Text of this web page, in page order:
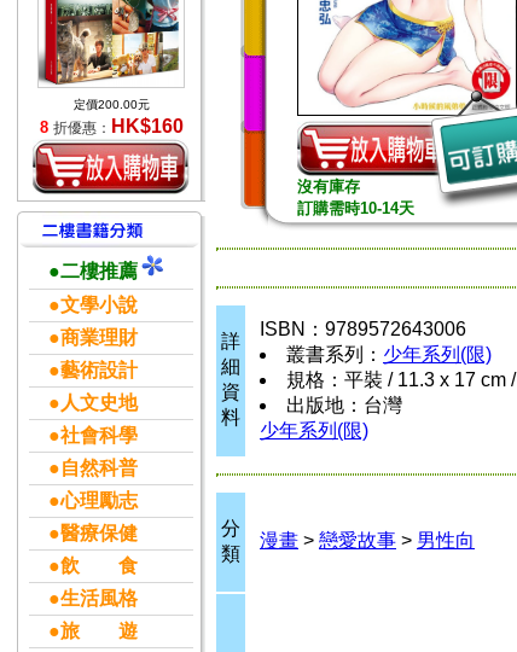
定價200.00元
8 折優惠： HK$160
●二樓推薦
●文學小說
●商業理財
●藝術設計
●人文史地
●社會科學
●自然科普
●心理勵志
●醫療保健
●飲 食
●生活風格
●旅 遊
沒有庫存
訂購需時10-14天
詳
細
資
料
ISBN：9789572643006
叢書系列： 少年系列(限)
規格：平裝 / 11.3 x 17 cm
出版地：台灣
少年系列(限)
分
類
漫畫 > 戀愛故事 > 男性向